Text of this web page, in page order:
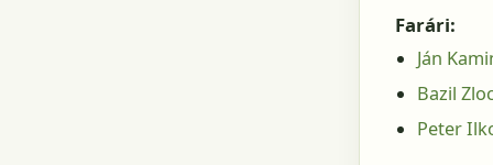
Farári:
Ján
Bazil
Peter